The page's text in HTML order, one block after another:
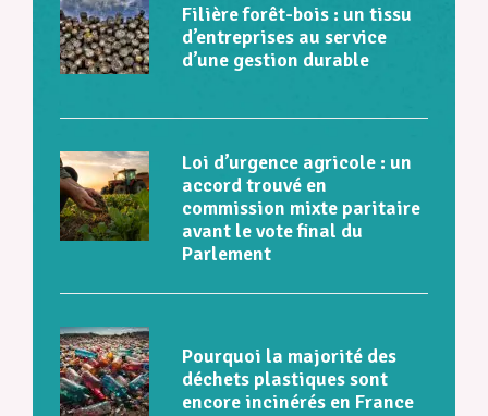
Filière forêt-bois : un tissu
d’entreprises au service
d’une gestion durable
Loi d’urgence agricole : un
accord trouvé en
commission mixte paritaire
avant le vote final du
Parlement
Pourquoi la majorité des
déchets plastiques sont
encore incinérés en France